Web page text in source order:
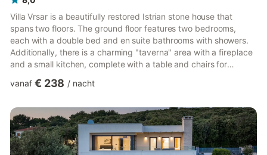
Villa Vrsar is a beautifully restored Istrian stone house that
spans two floors. The ground floor features two bedrooms,
each with a double bed and en suite bathrooms with showers.
Additionally, there is a charming "taverna" area with a fireplace
and a small kitchen, complete with a table and chairs for
open-plan living area with a fireplace and a well-equipped
machine. The living area offers breathtaking views of the Vrsar
islands and the sea. For added comfort, the liv...
vanaf € 238 / nacht